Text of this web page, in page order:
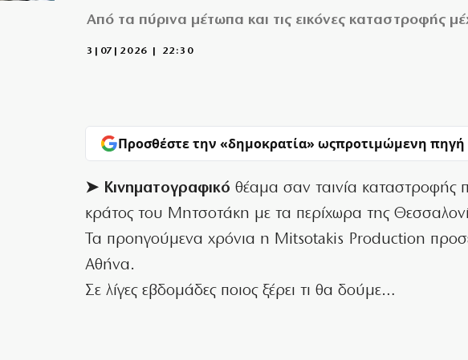
Από τα πύρινα μέτωπα και τις εικόνες καταστροφής
3|07|2026 | 22:30
Προσθέστε την «δημοκρατία» ωςπροτιμώμενη πηγή
➤ Κινηματογραφικό θέαμα σαν ταινία καταστροφής
κράτος του Μητσοτάκη με τα περίχωρα της
Τα προηγούμενα χρόνια η Mitsotakis Production
Αθήνα.
Σε λίγες εβδομάδες ποιος ξέρει τι θα δούμε…